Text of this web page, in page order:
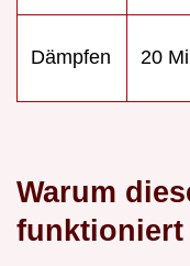
Dämpfen 20
Warum
funktioniert